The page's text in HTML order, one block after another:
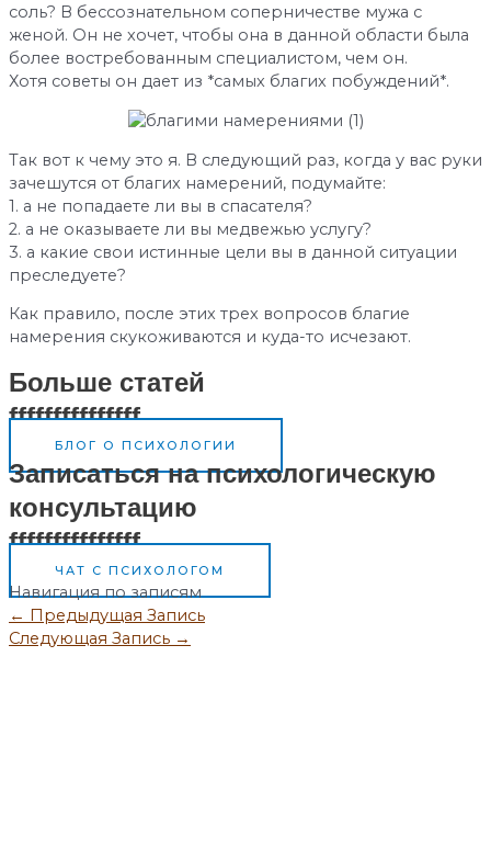
соль? В бессознательном соперничестве мужа с
женой. Он не хочет, чтобы она в данной области была
более востребованным специалистом, чем он.
Хотя советы он дает из *самых благих побуждений*.
Так вот к чему это я. В следующий раз, когда у вас руки
зачешутся от благих намерений, подумайте:
1. а не попадаете ли вы в спасателя?
2. а не оказываете ли вы медвежью услугу?
3. а какие свои истинные цели вы в данной ситуации
преследуете?
Как правило, после этих трех вопросов благие
намерения скукоживаются и куда-то исчезают.
Больше статей
fffffffffffffff
БЛОГ О ПСИХОЛОГИИ
Записаться на психологическую
консультацию
fffffffffffffff
ЧАТ С ПСИХОЛОГОМ
Навигация по записям
← Предыдущая Запись
Следующая Запись →